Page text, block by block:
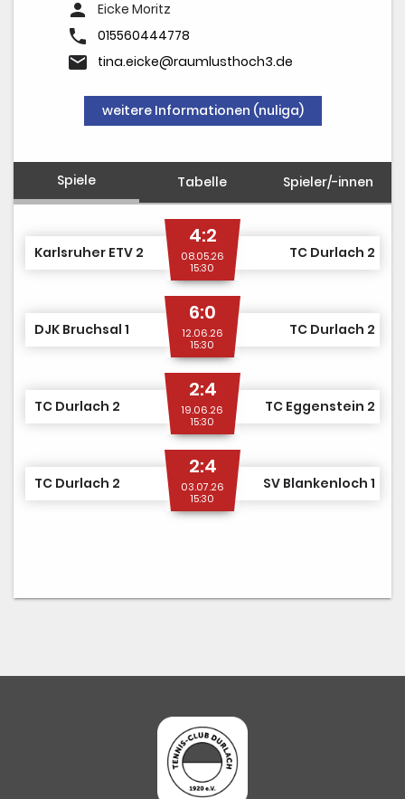
person Eicke Moritz
phone 015560444778
email tina.eicke@raumlusthoch3.de
weitere Informationen (nuliga)
Spiele Tabelle Spieler/-innen
Karlsruher ETV 2
4:2
08.05.26
15:30
TC Durlach 2
DJK Bruchsal 1
6:0
12.06.26
15:30
TC Durlach 2
TC Durlach 2
2:4
19.06.26
15:30
TC Eggenstein 2
TC Durlach 2
2:4
03.07.26
15:30
SV Blankenloch 1